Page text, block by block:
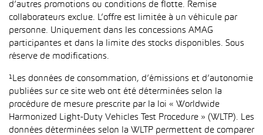
d’autres promotions ou conditions de flotte. Remise
collaborateurs exclue. L’offre est limitée à un véhicule par
personne. Uniquement dans les concessions AMAG
participantes et dans la limite des stocks disponibles. Sous
réserve de modifications.
¹Les données de consommation, d’émissions et d’autonomie
publiées sur ce site web ont été déterminées selon la
procédure de mesure prescrite par la loi « Worldwide
Harmonized Light-Duty Vehicles Test Procedure » (WLTP). Les
données déterminées selon la WLTP permettent de comparer